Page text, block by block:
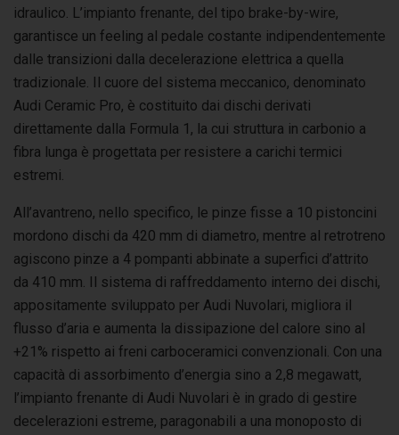
idraulico. L’impianto frenante, del tipo brake-by-wire,
garantisce un feeling al pedale costante indipendentemente
dalle transizioni dalla decelerazione elettrica a quella
tradizionale. Il cuore del sistema meccanico, denominato
Audi Ceramic Pro, è costituito dai dischi derivati
direttamente dalla Formula 1, la cui struttura in carbonio a
fibra lunga è progettata per resistere a carichi termici
estremi.
All’avantreno, nello specifico, le pinze fisse a 10 pistoncini
mordono dischi da 420 mm di diametro, mentre al retrotreno
agiscono pinze a 4 pompanti abbinate a superfici d’attrito
da 410 mm. Il sistema di raffreddamento interno dei dischi,
appositamente sviluppato per Audi Nuvolari, migliora il
flusso d’aria e aumenta la dissipazione del calore sino al
+21% rispetto ai freni carboceramici convenzionali. Con una
capacità di assorbimento d’energia sino a 2,8 megawatt,
l’impianto frenante di Audi Nuvolari è in grado di gestire
decelerazioni estreme, paragonabili a una monoposto di